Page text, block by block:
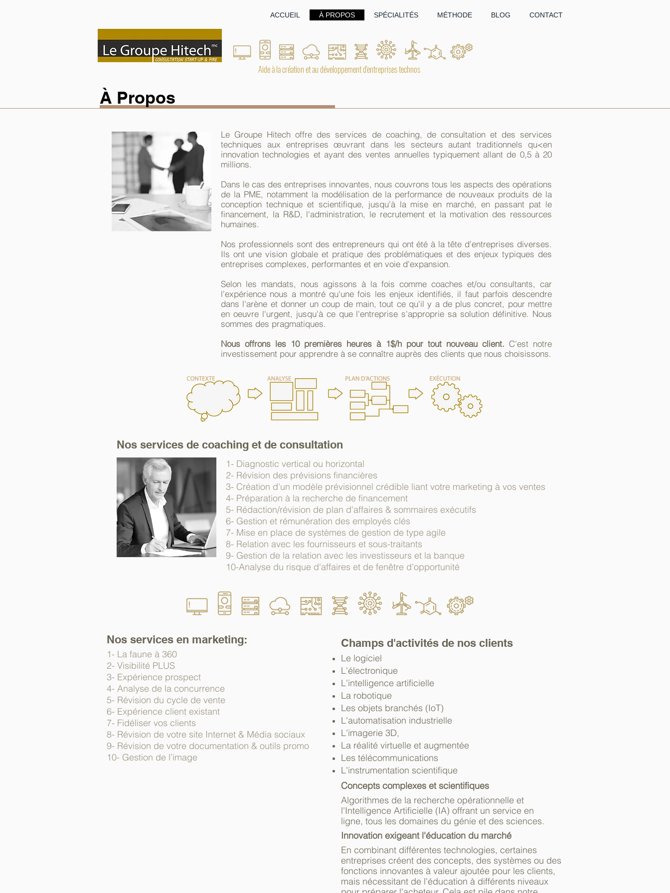
ACCUEIL À PROPOS SPÉCIALITÉS MÉTHODE BLOG CONTACT
Aide à la création et au développement d'entreprises technos
À Propos
Le Groupe Hitech offre des services de coaching, de consultation et des services
techniques aux entreprises œuvrant dans les secteurs autant traditionnels qu<en
innovation technologies et ayant des ventes annuelles typiquement allant de 0,5 à 20
millions.
Dans le cas des entreprises innovantes, nous couvrons tous les aspects des opérations
de la PME, notamment la modélisation de la performance de nouveaux produits de la
conception technique et scientifique, jusqu'à la mise en marché, en passant pat le
financement, la R&D, l'administration, le recrutement et la motivation des ressources
humaines.
Nos professionnels sont des entrepreneurs qui ont été à la tête d'entreprises diverses.
Ils ont une vision globale et pratique des problématiques et des enjeux typiques des
entreprises complexes, performantes et en voie d'expansion.
Selon les mandats, nous agissons à la fois comme coaches et/ou consultants, car
l'expérience nous a montré qu'une fois les enjeux identifiés, il faut parfois descendre
dans l'arène et donner un coup de main, tout ce qu'il y a de plus concret, pour mettre
en oeuvre l'urgent, jusqu'à ce que l'entreprise s'approprie sa solution définitive. Nous
sommes des pragmatiques.
Nous offrons les 10 premières heures à 1$/h pour tout nouveau client. C'est notre
investissement pour apprendre à se connaître auprès des clients que nous choisissons.
Nos services de coaching et de consultation
1- Diagnostic vertical ou horizontal
2- Révision des prévisions financières
3- Création d'un modèle prévisionnel crédible liant votre marketing à vos ventes
4- Préparation à la recherche de financement
5- Rédaction/révision de plan d'affaires & sommaires exécutifs
6- Gestion et rémunération des employés clés
7- Mise en place de systèmes de gestion de type agile
8- Relation avec les fournisseurs et sous-traitants
9- Gestion de la relation avec les investisseurs et la banque
10-Analyse du risque d'affaires et de fenêtre d'opportunité
Nos services en marketing:
1- La faune à 360
2- Visibilité PLUS
3- Expérience prospect
4- Analyse de la concurrence
5- Révision du cycle de vente
6- Expérience client existant
7- Fidéliser vos clients
8- Révision de votre site Internet & Média sociaux
9- Révision de votre documentation & outils promo
10- Gestion de l’image
Champs d'activités de nos clients
Le logiciel
L'électronique
L'intelligence artificielle
La robotique
Les objets branchés (IoT)
L'automatisation industrielle
L'imagerie 3D,
La réalité virtuelle et augmentée
Les télécommunications
L'instrumentation scientifique
Concepts complexes et scientifiques
Algorithmes de la recherche opérationnelle et
l'Intelligence Artificielle (IA) offrant un service en
ligne, tous les domaines du génie et des sciences.​
Innovation exigeant l'éducation du marché
En combinant différentes technologies, certaines
entreprises créent des concepts, des systèmes ou des
fonctions innovantes à valeur ajoutée pour les clients,
mais nécessitant de l'éducation à différents niveaux